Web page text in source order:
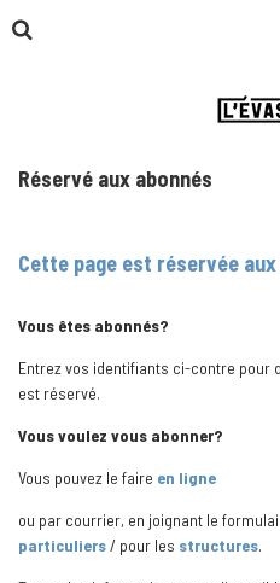
Réservé aux abonnés
Cette page est réservée
Vous êtes abonnés?
Entrez vos identifiants ci-contre pour
est réservé.
Vous voulez vous abonner?
Vous pouvez le faire en ligne
ou par courrier, en joignant le
particuliers/ pour les structures.